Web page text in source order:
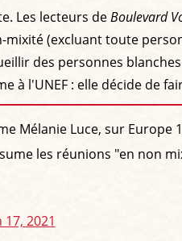
Les lecteurs deBoulevard
(excluant toute
des personnes
l'UNEF : elle décide de
Mélanie Luce, sur Europe
les réunions "en non
2021